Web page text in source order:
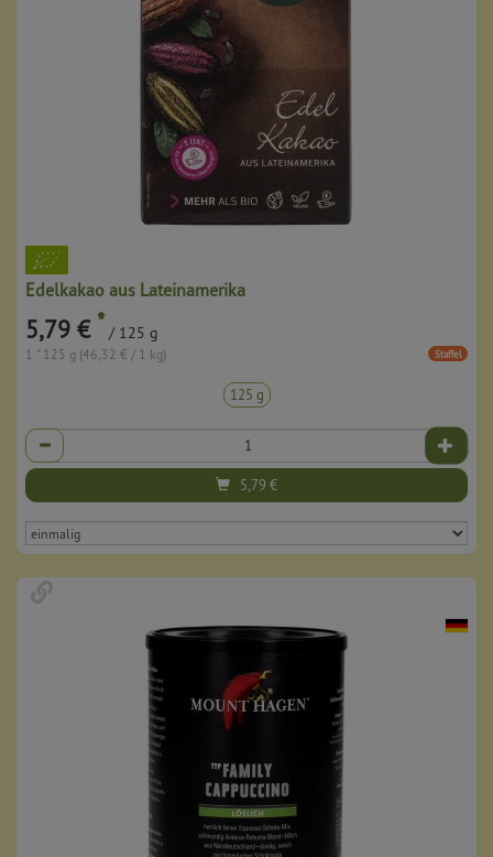
Edelkakao aus Lateinamerika
5,79 € * / 125 g
1 * 125 g (46,32 € / 1 kg) Staffel
125 g
Anzahl
5,79€